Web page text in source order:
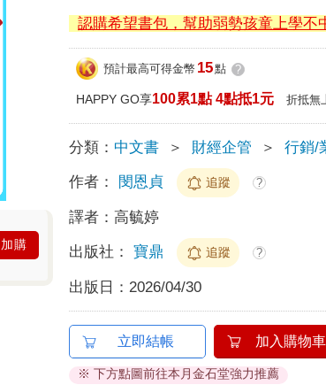
加購
認購希望書包，幫助弱勢孩童上學不
預計最高可得金幣 15點 ?
HAPPY GO享100累1點 4點抵1元 折抵無
分類： 中文書 ＞ 財經企管 ＞ 行銷/
作者： 閔恩貞 追蹤 ?
譯者：高毓婷
出版社： 寶鼎 追蹤 ?
出版日： 2026/04/30
立即結帳 加入購物車
※ 下方點圖前往本月金石堂強力推薦